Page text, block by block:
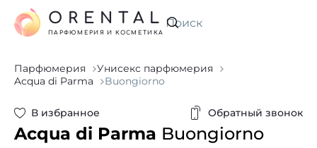
Искать
ORENTAL
ПАРФЮМЕРИЯ И КОСМЕТИКА
Парфюмерия
Унисекс парфюмерия
Acqua di Parma
Buongiorno
В избранное Обратный звонок
Acqua di Parma Buongiorno